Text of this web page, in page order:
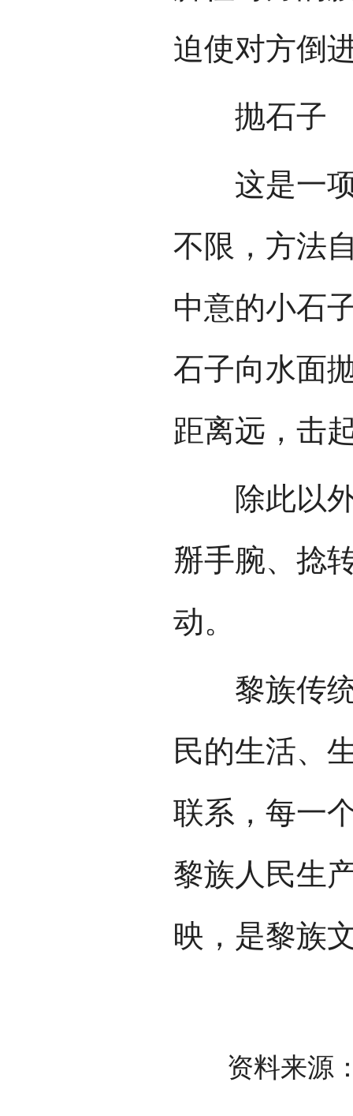
迫使对方倒
抛石子
这是一项
不限，方法
中意的小石
石子向水面
距离远，击
除此以外
掰手腕、捻
动。
黎族传统
民的生活、
联系，每一
黎族人民生
映，是黎族
资料来源：